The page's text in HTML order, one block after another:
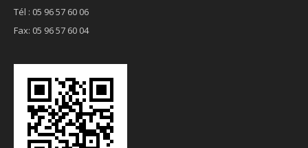
Tél : 05 96 57 60 06
Fax: 05 96 57 60 04